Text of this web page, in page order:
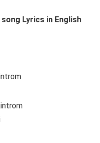
Lyrics in English